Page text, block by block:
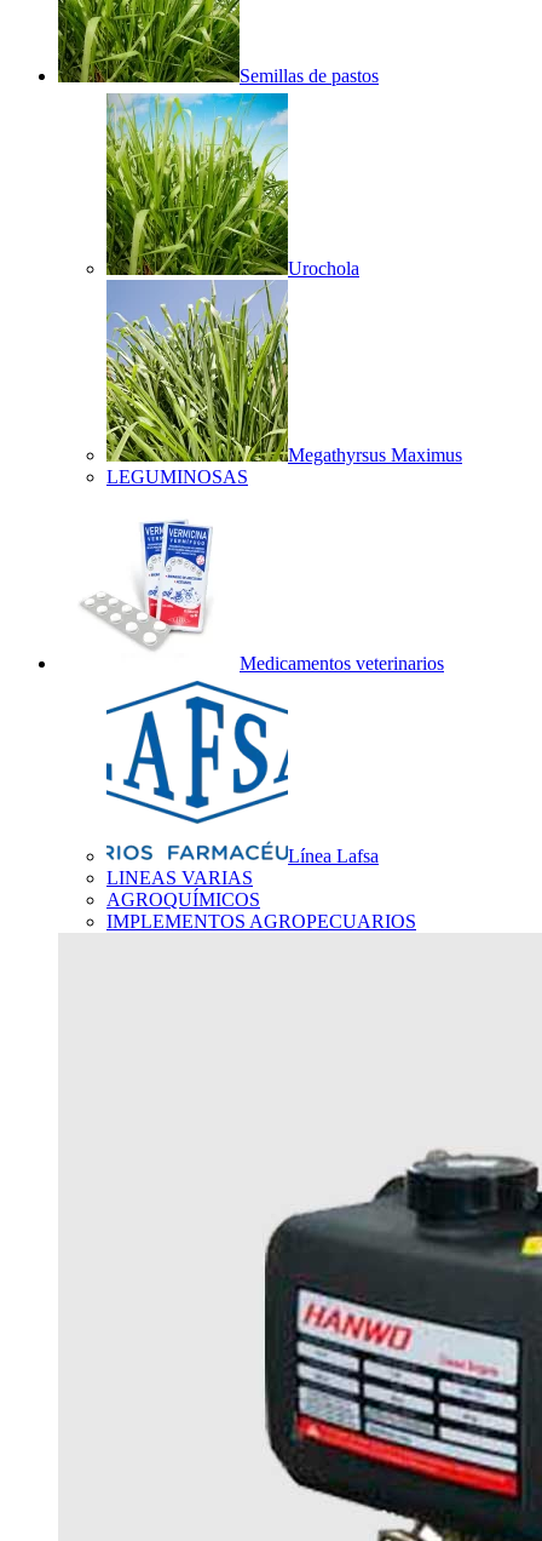
Semillas de pastos
Urochola
Megathyrsus Maximus
LEGUMINOSAS
Medicamentos veterinarios
Línea Lafsa
LINEAS VARIAS
AGROQUÍMICOS
IMPLEMENTOS AGROPECUARIOS